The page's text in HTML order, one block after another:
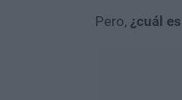
Pero, ¿cuál